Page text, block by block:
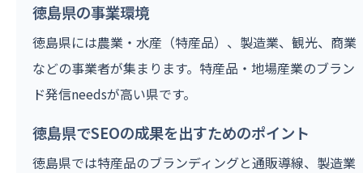
徳島県の事業環境
徳島県には農業・水産（特産品）、製造業、観光、商業
などの事業者が集まります。特産品・地場産業のブラン
ド発信needsが高い県です。
徳島県でSEOの成果を出すためのポイント
徳島県では特産品のブランディングと通販導線、製造業